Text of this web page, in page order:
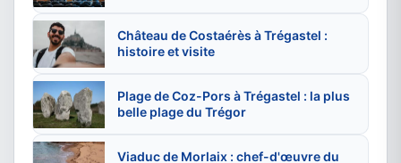
Château de Costaérès à Trégastel :
histoire et visite
Plage de Coz-Pors à Trégastel : la plus
belle plage du Trégor
Viaduc de Morlaix : chef-d'œuvre du